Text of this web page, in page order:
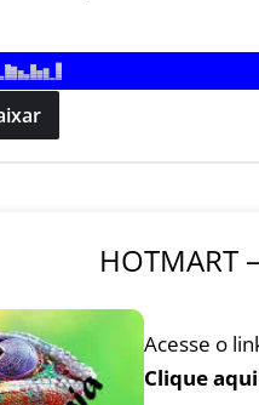
HOTMART
Acesse o
Clique